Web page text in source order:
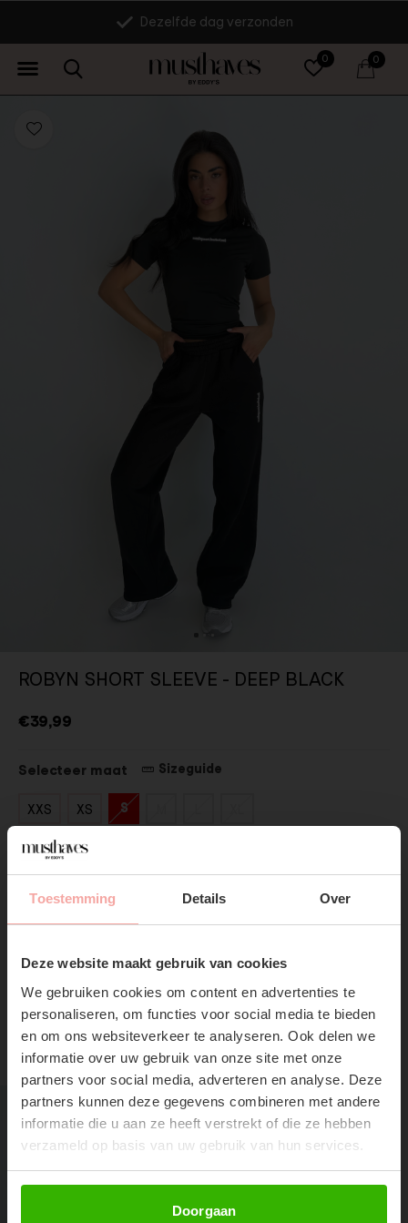
Toestemming Details Over
Deze website maakt gebruik van cookies
We gebruiken cookies om content en advertenties te
personaliseren, om functies voor social media te bieden
en om ons websiteverkeer te analyseren. Ook delen we
informatie over uw gebruik van onze site met onze
partners voor social media, adverteren en analyse. Deze
partners kunnen deze gegevens combineren met andere
informatie die u aan ze heeft verstrekt of die ze hebben
verzameld op basis van uw gebruik van hun services.
Doorgaan
SUBSCRIBE NOW & GET
10% OFF YOUR FIRST
ORDER!
Don't miss out on our trendy new drops or exclusive
0 0
Dezelfde dag verzonden
ROBYN SHORT SLEEVE - DEEP BLACK
€39,99
Selecteer maat Sizeguide
XXS XS S
Mail wanneer op voorraad
Gratis verzendingVanaf €75,-
RECENTE ARTIKELEN